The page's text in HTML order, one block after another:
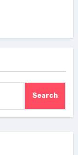
Search